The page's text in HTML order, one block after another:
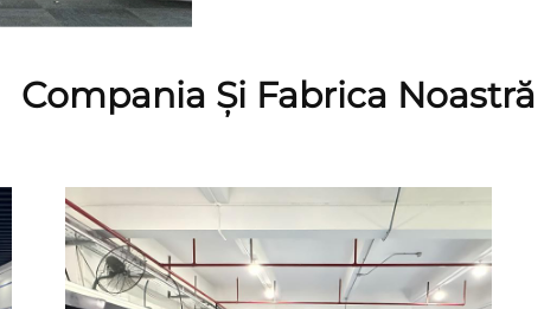
Compania Și Fabrica Noastră